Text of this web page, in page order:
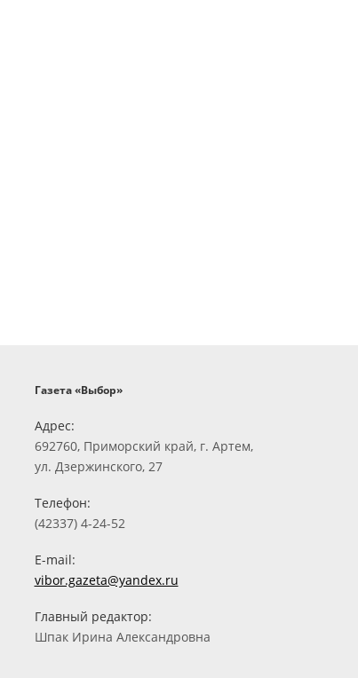
Газета «Выбор»
Адрес:
692760, Приморский край, г. Артем,
ул. Дзержинского, 27
Телефон:
(42337) 4-24-52
E-mail:
vibor.gazeta@yandex.ru
Главный редактор:
Шпак Ирина Александровна